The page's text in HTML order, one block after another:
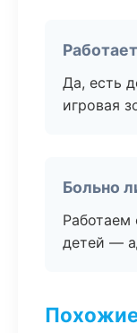
Да, есть
игровая
Больно
Работаем
детей —